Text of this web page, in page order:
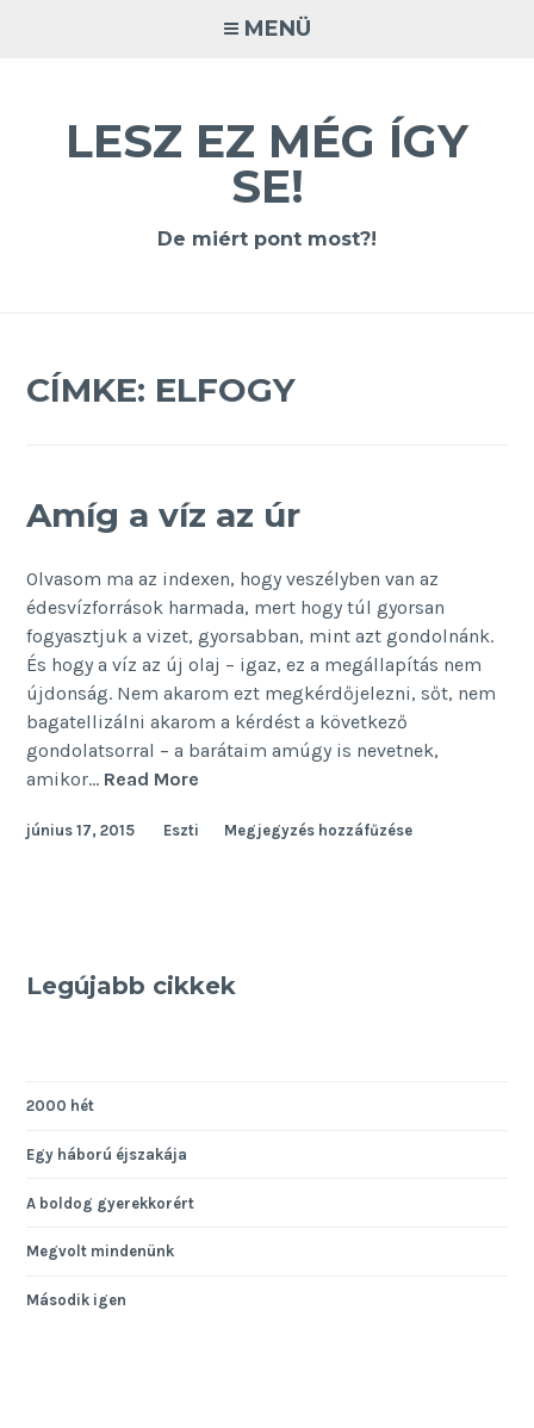
MENÜ
LESZ EZ MÉG ÍGY
SE!
De miért pont most?!
CÍMKE: ELFOGY
Amíg a víz az úr
Olvasom ma az indexen, hogy veszélyben van az
édesvízforrások harmada, mert hogy túl gyorsan
fogyasztjuk a vizet, gyorsabban, mint azt gondolnánk.
És hogy a víz az új olaj – igaz, ez a megállapítás nem
újdonság. Nem akarom ezt megkérdőjelezni, sőt, nem
bagatellizálni akarom a kérdést a következő
gondolatsorral – a barátaim amúgy is nevetnek,
amikor… Read More
június 17, 2015 Eszti Megjegyzés hozzáfűzése
Legújabb cikkek
2000 hét
Egy háború éjszakája
A boldog gyerekkorért
Megvolt mindenünk
Második igen